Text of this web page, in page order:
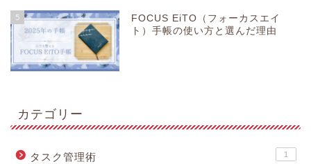
5
FOCUS EiTO（フォーカスエイ
ト）手帳の使い方と選んだ理由
カテゴリー
タスク管理術 1